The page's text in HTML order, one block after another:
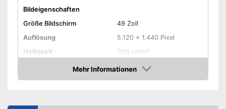
Bildeigenschaften
Größe Bildschirm
49 Zoll
Auflösung
5.120 x 1.440 Pixel
Helligkeit
350 cd/m²
2.500 : 1
Reaktionszeit
1 ms
Mehr Informationen
Amazon